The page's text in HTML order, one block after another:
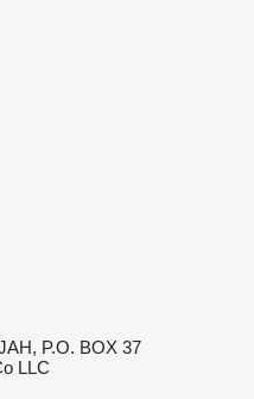
P.O. BOX 37
LLC